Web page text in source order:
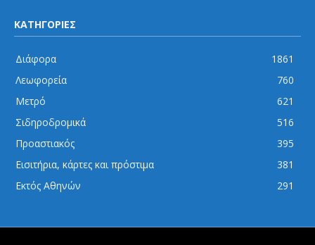
ΚΑΤΗΓΟΡΙΕΣ
Διάφορα
1861
Λεωφορεία
760
Μετρό
621
Σιδηροδρομικά
516
Προαστιακός
395
Εισιτήρια, κάρτες και πρόστιμα
381
Εκτός Αθηνών
291